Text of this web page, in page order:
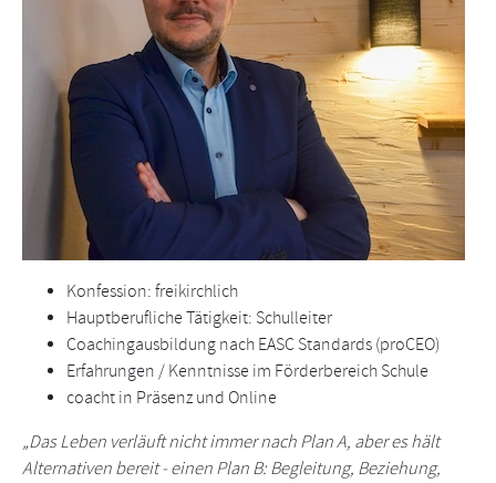
Konfession: freikirchlich
Hauptberufliche Tätigkeit: Schulleiter
Coachingausbildung nach EASC Standards (proCEO)
Erfahrungen / Kenntnisse im Förderbereich Schule
coacht in Präsenz und Online
„Das Leben verläuft nicht immer nach Plan A, aber es hält
Alternativen bereit - einen Plan B: Begleitung, Beziehung,